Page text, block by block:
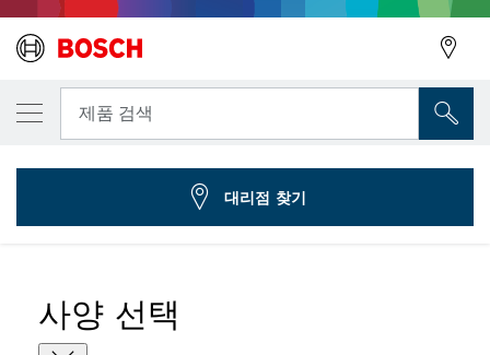
제품 검색
... 스트레이트 그라인더용 2-홀 스패너
사양 선택
선택한 변형
2홀 스패너, 직선
1 607 950 048
대리점 찾기